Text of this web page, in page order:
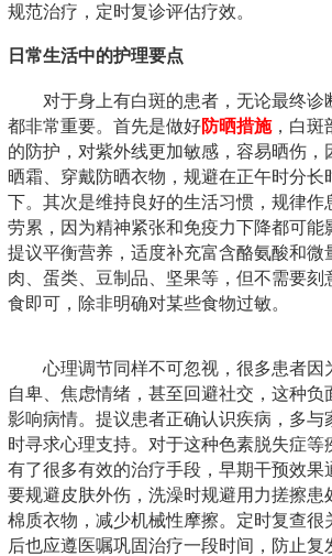
规范治疗，定时复诊评估疗效。
日常生活中的护理要点
对于身上有白斑的患者，无论最终诊
都非常重要。首先是做好防晒措施，白斑
的防护，对紫外线更加敏感，容易晒伤，
晒霜、穿戴防晒衣物，规避在正午时分长
下。其次是维持良好的生活习惯，规律作
劳累，因为精神紧张和免疫力下降都可能
提议平衡营养，适度补充富含酪氨酸和微
肉、蛋类、豆制品、坚果等，但不需要刻
食即可，除非明确对某些食物过敏。
心理调节同样不可忽视，很多患者因
自卑、焦虑情绪，甚至回避社交，这种负
影响病情。提议患者正确认识疾病，多与
时寻求心理支持。对于这种色素脱失症等
有了很多有效的治疗手段，早期干预效果
要规避皮肤外伤，洗澡时规避用力搓擦患
棉质衣物，减少机械性摩擦。定时复查很
后也应遵医嘱巩固治疗一段时间，防止复